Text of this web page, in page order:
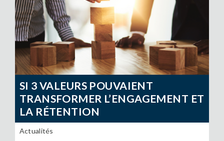
SI 3 VALEURS POUVAIENT
TRANSFORMER L’ENGAGEMENT ET
LA RÉTENTION
Actualités